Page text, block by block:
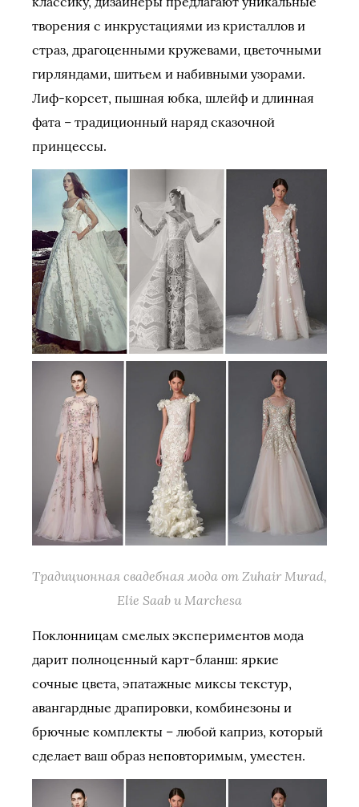
творения с инкрустациями из кристаллов и
страз, драгоценными кружевами, цветочными
гирляндами, шитьем и набивными узорами.
Лиф-корсет, пышная юбка, шлейф и длинная
фата – традиционный наряд сказочной
принцессы.
Традиционная свадебная мода от Zuhair Murad,
Elie Saab и Marchesa
Поклонницам смелых экспериментов мода
дарит полноценный карт-бланш: яркие
сочные цвета, эпатажные миксы текстур,
авангардные драпировки, комбинезоны и
брючные комплекты – любой каприз, который
сделает ваш образ неповторимым, уместен.